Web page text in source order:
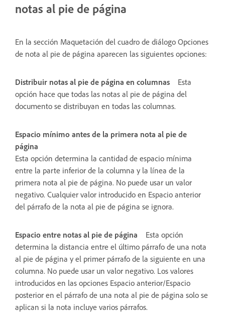
notas al pie de página
En la sección Maquetación del cuadro de diálogo Opciones
de nota al pie de página aparecen las siguientes opciones:
Distribuir notas al pie de página en columnas
Esta
opción hace que todas las notas al pie de página del
documento se distribuyan en todas las columnas.
Espacio mínimo antes de la primera nota al pie de
página
Esta opción determina la cantidad de espacio mínima
entre la parte inferior de la columna y la línea de la
primera nota al pie de página. No puede usar un valor
negativo. Cualquier valor introducido en Espacio anterior
del párrafo de la nota al pie de página se ignora.
Espacio entre notas al pie de página
Esta opción
determina la distancia entre el último párrafo de una nota
al pie de página y el primer párrafo de la siguiente en una
columna. No puede usar un valor negativo. Los valores
introducidos en las opciones Espacio anterior/Espacio
posterior en el párrafo de una nota al pie de página solo se
aplican si la nota incluye varios párrafos.